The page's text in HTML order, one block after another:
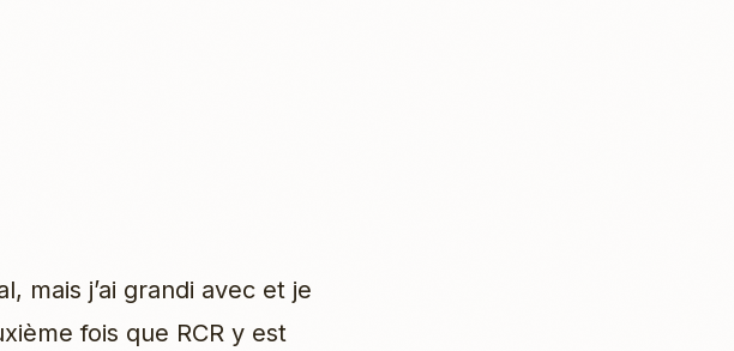
mais j’ai grandi avec et je
fois que RCR y est